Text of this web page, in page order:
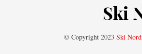
Ski
© Copyright 2023 Ski